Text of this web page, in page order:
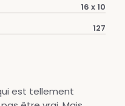
16 x 10
127
est tellement